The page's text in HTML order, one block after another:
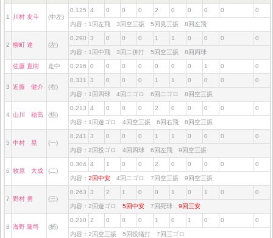
1 川村 友斗 (中左)
0.125 4 0 0 0 2 0 0 0 0 0
内容：1回左飛 3回空三振 5回見三振 8回左飛
2 柳町 達 (左)
0.290 3 0 0 0 1 1 0 0 0 0
内容：1回中飛 3回二併打 5回空三振 8回四球
佐藤 直樹 走中 0.216 0 0 0 0 0 0 0 1 0 0
3 近藤 健介 (右)
0.331 3 0 0 0 1 1 0 0 0 0
内容：1回四球 4回二ゴロ 6回二ゴロ 8回空三振
4 山川 穂高 (指)
0.213 4 0 0 0 2 0 0 0 0 0
内容：1回遊ゴロ 4回空三振 6回右飛 8回空三振
5 中村 晃 (一)
0.241 3 0 0 0 1 1 0 0 0 0
内容：2回投ゴロ 4回四球 6回左飛 9回空三振
6 牧原 大成 (二)
0.304 4 1 0 0 2 0 0 0 0 0
内容： 2回中安 4回二ゴロ 7回空三振 9回空三振
7 野村 勇 (三)
0.263 3 2 1 0 0 1 0 1 0 0
内容：2回遊ゴロ 5回中安 7回死球 9回三安
8 海野 隆司 (捕)
0.210 2 0 0 0 1 0 1 0 0 0
内容：2回空三振 5回投犠打 7回三ゴロ